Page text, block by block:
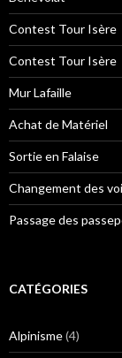
Contest Tour Isère
Contest Tour Isère
Mur Lafaille
Achat de Matériel
Sortie en Falaise
Changement des
Passage des
CATÉGORIES
Alpinisme(4)